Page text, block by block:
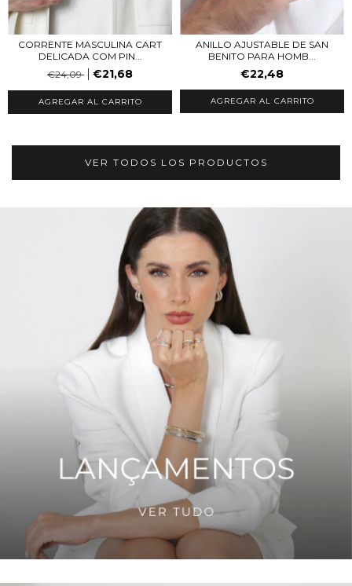
CORRENTE MASCULINA CART
DELICADA COM PIN...
€24,09
€21,68
AGREGAR AL CARRITO
ANILLO AJUSTABLE DE SAN
BENITO PARA HOMB...
€22,48
VER TODOS LOS PRODUCTOS